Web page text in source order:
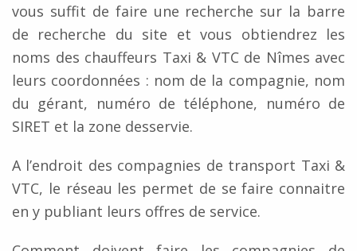
vous suffit de faire une recherche sur la barre
de recherche du site et vous obtiendrez les
noms des chauffeurs Taxi & VTC de Nîmes avec
leurs coordonnées : nom de la compagnie, nom
du gérant, numéro de téléphone, numéro de
SIRET et la zone desservie.
A l’endroit des compagnies de transport Taxi &
VTC, le réseau les permet de se faire connaitre
en y publiant leurs offres de service.